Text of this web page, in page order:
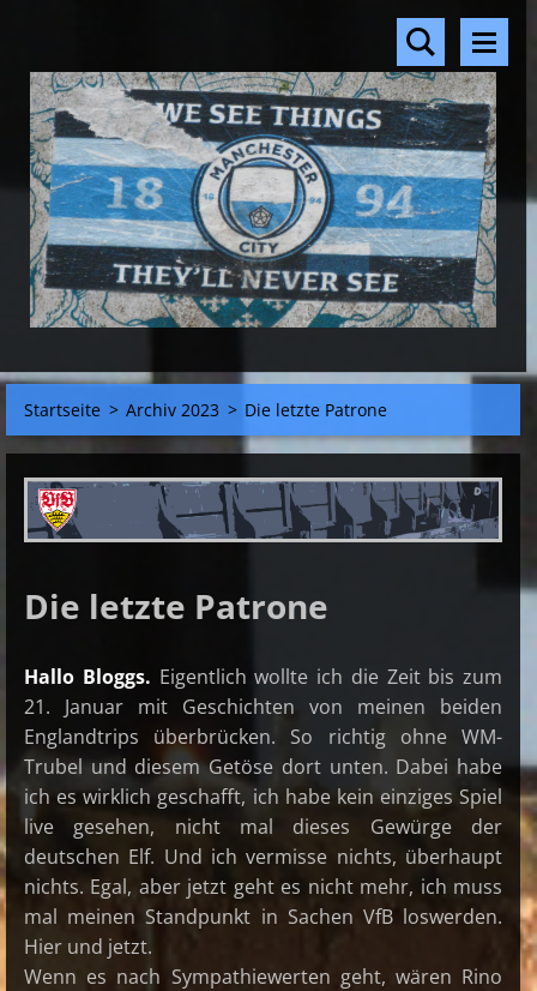
Startseite > Archiv 2023 > Die letzte Patrone
Die letzte Patrone
Hallo Bloggs. Eigentlich wollte ich die Zeit bis zum
21. Januar mit Geschichten von meinen beiden
Englandtrips überbrücken. So richtig ohne WM-
Trubel und diesem Getöse dort unten. Dabei habe
ich es wirklich geschafft, ich habe kein einziges Spiel
live gesehen, nicht mal dieses Gewürge der
deutschen Elf. Und ich vermisse nichts, überhaupt
nichts. Egal, aber jetzt geht es nicht mehr, ich muss
mal meinen Standpunkt in Sachen VfB loswerden.
Hier und jetzt.
Wenn es nach Sympathiewerten geht, wären Rino